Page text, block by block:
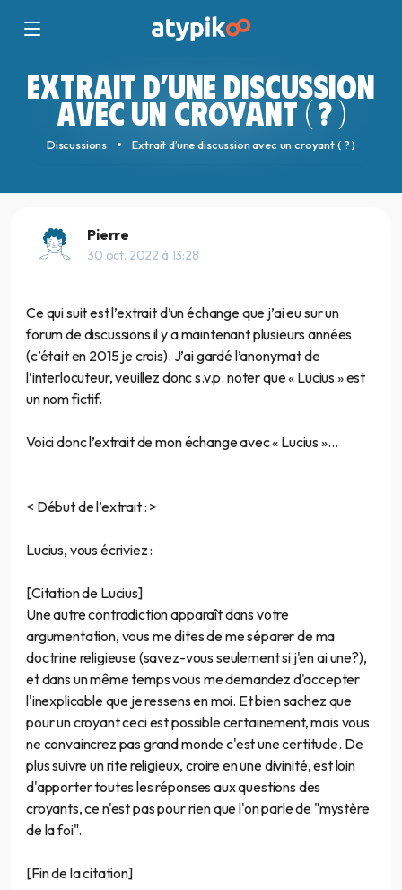
EXTRAIT D’UNE DISCUSSION
AVEC UN CROYANT ( ? )
Discussions Extrait d’une discussion avec un croyant ( ? )
Pierre
30 oct. 2022 à 13:28
Ce qui suit est l’extrait d’un échange que j’ai eu sur un
forum de discussions il y a maintenant plusieurs années
(c’était en 2015 je crois). J’ai gardé l’anonymat de
l’interlocuteur, veuillez donc s.v.p. noter que « Lucius » est
un nom fictif.
Voici donc l’extrait de mon échange avec « Lucius »…
< Début de l’extrait : >
Lucius, vous écriviez :
[Citation de Lucius]
Une autre contradiction apparaît dans votre
argumentation, vous me dites de me séparer de ma
doctrine religieuse (savez-vous seulement si j'en ai une?),
et dans un même temps vous me demandez d'accepter
l'inexplicable que je ressens en moi. Et bien sachez que
pour un croyant ceci est possible certainement, mais vous
ne convaincrez pas grand monde c'est une certitude. De
plus suivre un rite religieux, croire en une divinité, est loin
d'apporter toutes les réponses aux questions des
croyants, ce n'est pas pour rien que l'on parle de "mystère
de la foi".
[Fin de la citation]